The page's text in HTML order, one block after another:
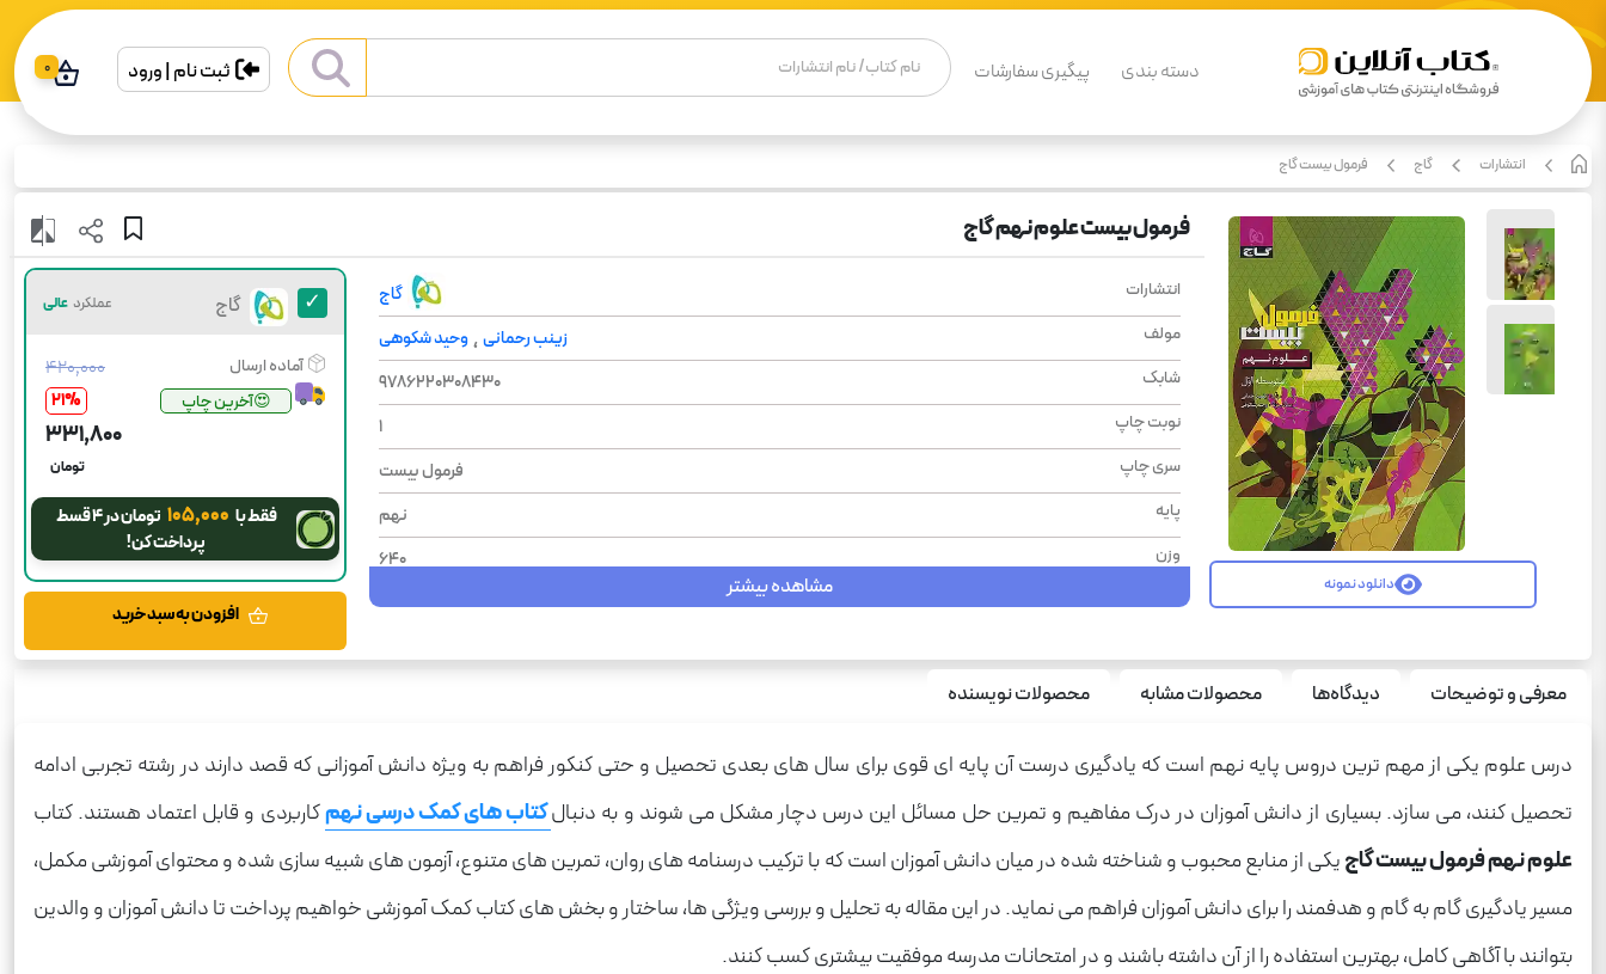
دسته بندی پیگیری سفارشات ثبت نام | ورود 0
انتشارات گاج فرمول بیست گاج
دانلود نمونه
فرمول بیست علوم نهم گاج
انتشارات
گاج
مولف
زینب رحمانی ،وحید شکوهی
شابک
9786220308430
نوبت چاپ
1
سری چاپ
فرمول بیست
پایه
نهم
وزن
640
304
نوع جلد
قطع
رحلی
درس
علوم
مشاهده بیشتر
گاج عملکرد عالی
آماده ارسال
😍آخرین چاپ
۴۲۰٬۰۰۰
21%
۳۳۱٬۸۰۰
تومان
فقط با ۱۰۵٬۰۰۰
تومان در ۴ قسط
پرداخت کن!
افزودن به سبد خرید
معرفی و توضیحات دیدگاه‌ها محصولات مشابه محصولات نویسنده
درس علوم یکی از مهم ترین دروس پایه نهم است که یادگیری درست آن پایه ای قوی برای سال های بعدی تحصیل و حتی کنکور فراهم به ویژه دانش آموزانی که قصد دارند در رشته تجربی ادامه
تحصیل کنند، می سازد. بسیاری از دانش آموزان در درک مفاهیم و تمرین حل مسائل این درس دچار مشکل می شوند و به دنبالکتاب های کمک درسی نهمکاربردی و قابل اعتماد هستند. کتاب
علوم نهم فرمول بیست گاجیکی از منابع محبوب و شناخته شده در میان دانش آموزان است که با ترکیب درسنامه های روان، تمرین های متنوع، آزمون های شبیه سازی شده و محتوای آموزشی مکمل،
مسیر یادگیری گام به گام و هدفمند را برای دانش آموزان فراهم می نماید. در این مقاله به تحلیل و بررسی ویژگی ها، ساختار و بخش های کتاب کمک آموزشی خواهیم پرداخت تا دانش آموزان و والدین
بتوانند با آگاهی کامل، بهترین استفاده را از آن داشته باشند و در امتحانات مدرسه موفقیت بیشتری کسب کنند.